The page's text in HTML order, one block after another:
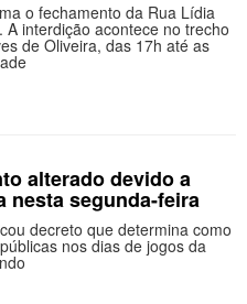
o fechamento da Rua Lídia
A interdição acontece no trecho
de Oliveira, das 17h até as
alterado devido a
nesta segunda-feira
decreto que determina como
nos dias de jogos da